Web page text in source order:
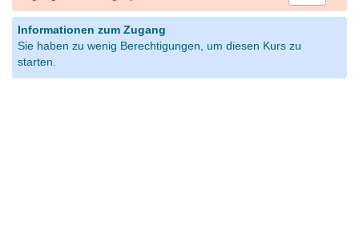
Informationen zum Zugang
Sie haben zu wenig Berechtigungen, um diesen Kurs zu
starten.